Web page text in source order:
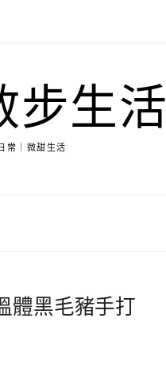
步生活
常｜微甜生活
體黑毛豬手打